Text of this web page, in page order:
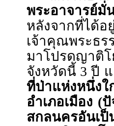
พระอาจารย์มั่
หลังจากที่ได้
เจ้าคุณพระธ
มาโปรดญาติ
จังหวัดนี้ 3 ปี
ที่ป่าแห่งหนึ่
อำเภอเมือง
สกลนครอันเ